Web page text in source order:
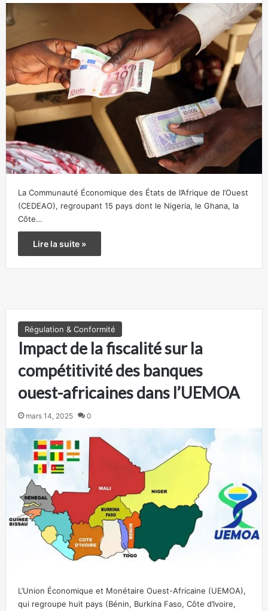
La Communauté Économique des États de l’Afrique de l’Ouest
(CEDEAO), regroupant 15 pays dont le Nigeria, le Ghana, la
Côte…
Lire la suite »
Régulation & Conformité
Impact de la fiscalité sur la
compétitivité des banques
ouest-africaines dans l’UEMOA
mars 14, 2025 0
L’Union Économique et Monétaire Ouest-Africaine (UEMOA),
qui regroupe huit pays (Bénin, Burkina Faso, Côte d’Ivoire,